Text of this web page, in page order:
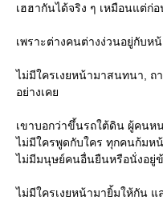
เฮฮากันได้จริง ๆ เหมือนแต่ก่
เพราะต่างคนต่างง่วนอยู่กับห
ไม่มีใครเงยหน้ามาสนทนา, ถ
อย่างเคย
เขาบอกว่าขึ้นรถใต้ดิน ผู้คนห
ไม่มีใครพูดกับใคร ทุกคนก้มห
ไม่มีมนุษย์คนอื่นยืนหรือนั่งอยู่ข้
ไม่มีใครเงยหน้ามายิ้มให้กัน